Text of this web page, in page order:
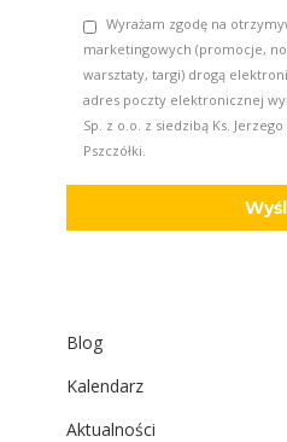
Wyrażam zgodę na
marketingowych (promocje,
warsztaty, targi) drogą
adres poczty elektronicznej
Sp. z o.o. z siedzibą Ks.
Pszczółki.
Blog
Kalendarz
Aktualności